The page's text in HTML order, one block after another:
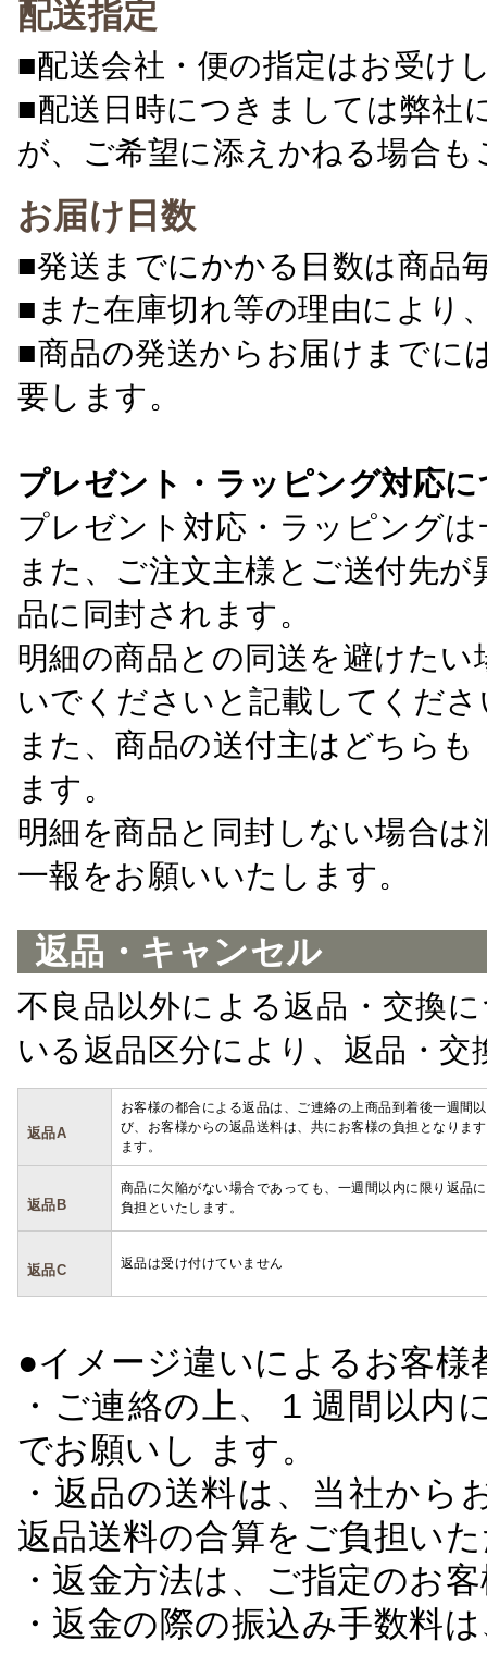
配送指定
■配送会社・便の指定はお受け
■配送日時につきましては弊社
が、ご希望に添えかねる場合
お届け日数
■発送までにかかる日数は商品
■また在庫切れ等の理由により
■商品の発送からお届けまでに
要します。
プレゼント・ラッピング対応
プレゼント対応・ラッピング
また、ご注文主様とご送付先
品に同封されます。
明細の商品との同送を避けた
いでくださいと記載してくださ
また、商品の送付主はどちら
ます。
明細を商品と同封しない場合
一報をお願いいたします。
返品・キャンセル
不良品以外による返品・交換
いる返品区分により、返品・
返品A
お客様の都合による返品は、ご連絡の上商品到着後一週間
び、お客様からの返品送料は、共にお客様の負担となりま
ます。
返品B
商品に欠陥がない場合であっても、一週間以内に限り返品
負担といたします。
返品C 返品は受け付けていません
●イメージ違いによるお客
・ご連絡の上、１週間以
でお願いし ます。
・返品の送料は、当社か
返品送料の合算をご負担い
・返金方法は、ご指定のお
・返金の際の振込み手数料